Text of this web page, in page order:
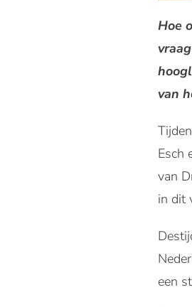
Hoe
van
Esch
van
in dit
een